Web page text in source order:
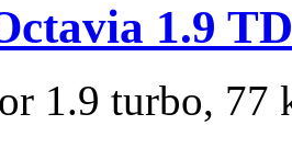
1.9
1.9 turbo, 77